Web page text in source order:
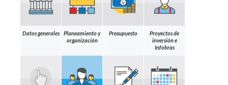
Datos generales
Planeamiento y
organización
Presupuesto
Proyectos de
inversión e
Infobras